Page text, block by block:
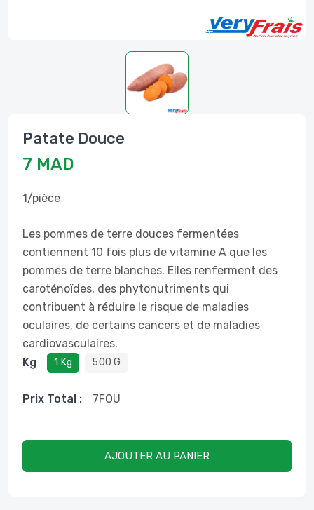
Patate Douce
7 MAD
1/pièce
Les pommes de terre douces fermentées
contiennent 10 fois plus de vitamine A que les
pommes de terre blanches. Elles renferment des
caroténoïdes, des phytonutriments qui
contribuent à réduire le risque de maladies
oculaires, de certains cancers et de maladies
cardiovasculaires.
Kg
1 Kg 500 G
Prix ​​total : 7FOU
AJOUTER AU PANIER